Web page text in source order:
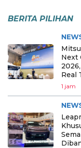
BERITA PILIHAN
Next
Real
1 jam